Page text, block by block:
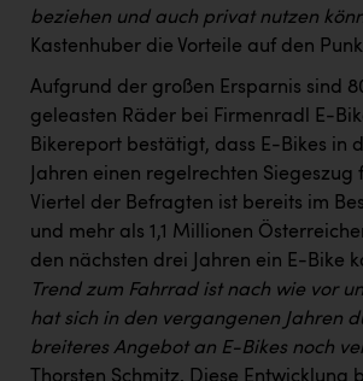
beziehen und auch privat nutzen
Kastenhuber die Vorteile auf den
Aufgrund der großen Ersparnis sind
geleasten Räder bei Firmenradl E-
Bikereport bestätigt, dass E-Bikes in
Jahren einen regelrechten Siegeszug
Viertel der Befragten ist bereits im
und mehr als 1,1 Millionen
den nächsten drei Jahren ein E-Bike
Trend zum Fahrrad ist nach wie vor
hat sich in den vergangenen Jahren
breiteres Angebot an E-Bikes noch
Thorsten Schmitz. Diese Entwicklung